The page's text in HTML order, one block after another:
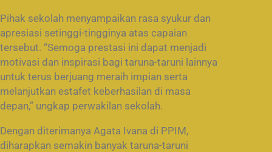
Pihak sekolah menyampaikan rasa syukur dan
apresiasi setinggi-tingginya atas capaian
tersebut. “Semoga prestasi ini dapat menjadi
motivasi dan inspirasi bagi taruna-taruni lainnya
untuk terus berjuang meraih impian serta
melanjutkan estafet keberhasilan di masa
depan,” ungkap perwakilan sekolah.
Dengan diterimanya Agata Ivana di PPIM,
diharapkan semakin banyak taruna-taruni